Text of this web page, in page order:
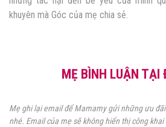
khuyên mà Góc của mẹ chia sẻ.
MẸ BÌNH LUẬN TẠI
Mẹ ghi lại email để Mamamy gửi những ưu
nhé. Email của mẹ sẽ không hiển thị công khai